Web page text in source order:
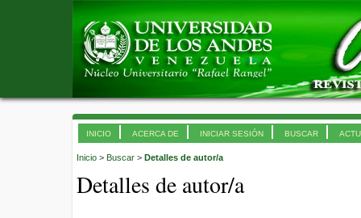
INICIO ACERCA DE INICIAR SESIÓN BUSCAR
Inicio > Buscar > Detalles de autor/a
Detalles de autor/a